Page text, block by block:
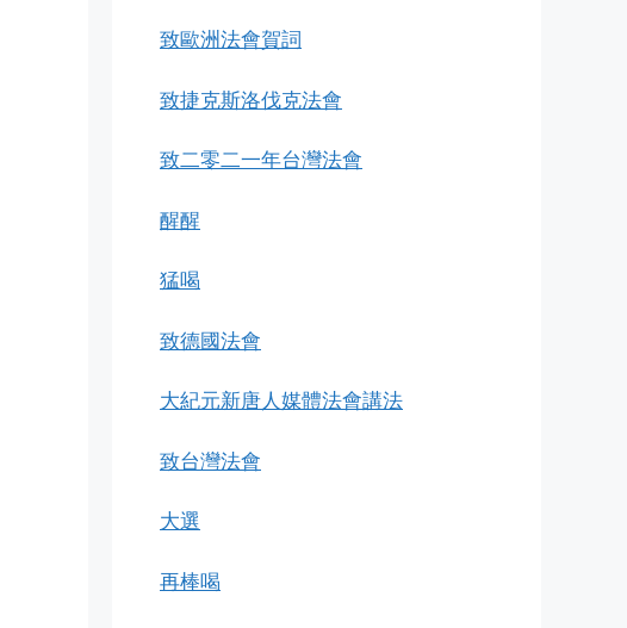
致歐洲法會賀詞
致捷克斯洛伐克法會
致二零二一年台灣法會
醒醒
猛喝
致德國法會
大紀元新唐人媒體法會講法
致台灣法會
大選
再棒喝